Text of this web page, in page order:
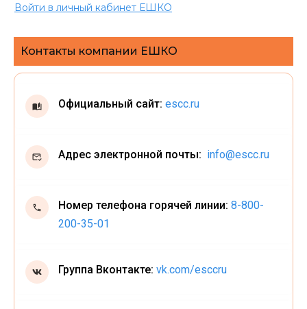
Войти в личный кабинет ЕШКО
Контакты компании ЕШКО
Официальный сайт: escc.ru
Адрес электронной почты: info@escc.ru
Номер телефона горячей линии: 8-800-
200-35-01
Группа Вконтакте: vk.com/esccru